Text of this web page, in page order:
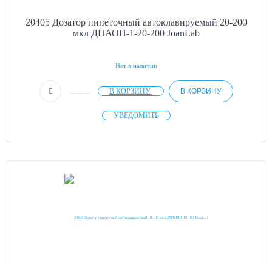
20405 Дозатор пипеточный автоклавируемый 20-200
мкл ДПАОП-1-20-200 JoanLab
Нет в наличии
В КОРЗИНУ В КОРЗИНУ
УВЕДОМИТЬ